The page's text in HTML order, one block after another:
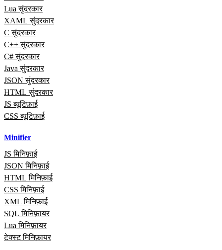
Lua सुंदरकार
XAML सुंदरकार
C सुंदरकार
C++ सुंदरकार
C# सुंदरकार
Java सुंदरकार
JSON सुंदरकार
HTML सुंदरकार
JS ब्यूटिफ़ाई
CSS ब्यूटिफ़ाई
Minifier
JS मिनिफ़ाई
JSON मिनिफ़ाई
HTML मिनिफ़ाई
CSS मिनिफ़ाई
XML मिनिफ़ाई
SQL मिनिफ़ायर
Lua मिनिफ़ायर
टेक्स्ट मिनिफ़ायर